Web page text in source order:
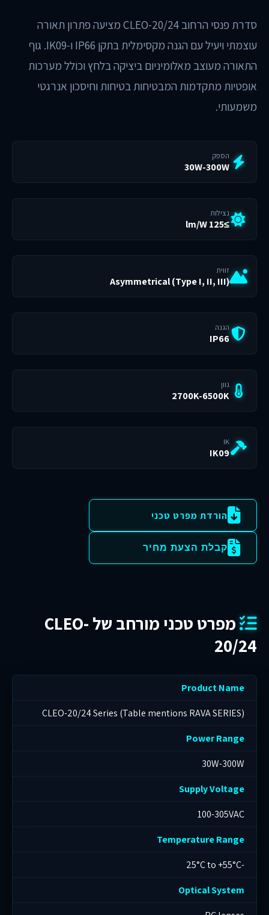
סדרת פנסי הרחוב CLEO-20/24 מציעה פתרון תאורה
עוצמתי ויעיל עם הגנה מקסימלית בתקן IP66 ו-IK09. גוף
התאורה מעוצב מאלומיניום ביציקה בלחץ וכולל מערכות
אופטיות מתקדמות המבטיחות בטיחות וחיסכון אנרגטי
משמעותי.
הספק
30W-300W
נצילות
≥125 lm/W
זווית
Asymmetrical (Type I, II, III)
הגנה
IP66
גוון
2700K-6500K
IK
IK09
הורדת מפרט טכני
קבלת הצעת מחיר
מפרט טכני מורחב של CLEO-
20/24
Product Name
CLEO-20/24 Series (Table mentions RAVA SERIES)
Power Range
30W-300W
Supply Voltage
100-305VAC
Temperature Range
-25°C to +55°C
Optical System